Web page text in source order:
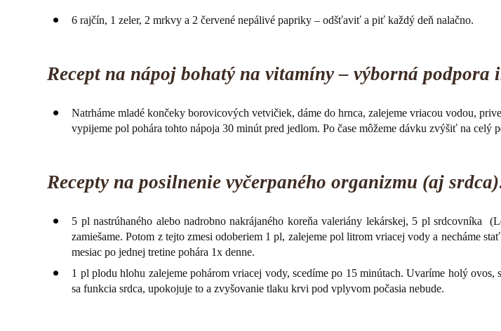
6 rajčín, 1 zeler, 2 mrkvy a 2 červené nepálivé papriky – odšťaviť a piť každý deň nalačno.
Recept na nápoj bohatý na vitamíny – výborná podpora
Natrháme mladé končeky borovicových vetvičiek, dáme do hrnca, zalejeme vriacou vodou,
vypijeme pol pohára tohto nápoja 30 minút pred jedlom. Po čase môžeme dávku zvýšiť na celý
Recepty na posilnenie vyčerpaného organizmu (aj
5 pl nastrúhaného alebo nadrobno nakrájaného koreňa valeriány lekárskej, 5 pl srdcovníka
zamiešame. Potom z tejto zmesi odoberiem 1 pl, zalejeme pol litrom vriacej vody a necháme
mesiac po jednej tretine pohára 1x denne.
1 pl plodu hlohu zalejeme pohárom vriacej vody, scedíme po 15 minútach. Uvaríme holý
sa funkcia srdca, upokojuje to a zvyšovanie tlaku krvi pod vplyvom počasia nebude.